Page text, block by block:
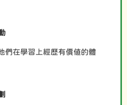
在學習上經歷有價值的體